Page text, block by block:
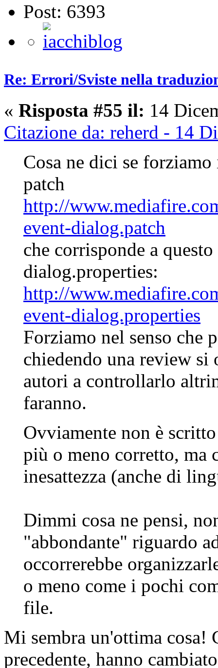
Post: 6393
Re: Errori/Sviste nella
« Risposta #55 il: 14
Citazione da: reherd - 14
Cosa ne dici se
patch
http://
event-dialog.patch
che corrisponde a
dialog.properties:
http://
event-dialog.properties
Forziamo nel senso che
chiedendo una review
autori a controllarlo
faranno.
Ovviamente non è
più o meno corretto, ma
inesattezza (anche di
Dimmi cosa ne pensi,
"abbondante" riguardo
occorrerebbe
o meno come i pochi
file.
Mi sembra un'ottima cosa!
precedente, hanno